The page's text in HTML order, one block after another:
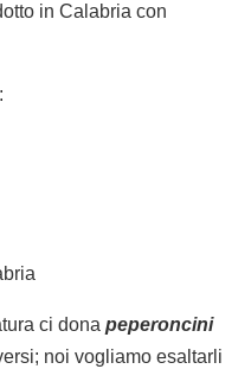
in Calabria con
ci dona peperoncini
noi vogliamo esaltarli